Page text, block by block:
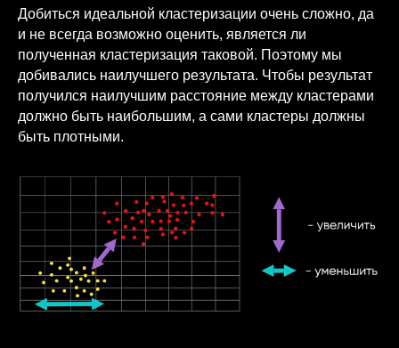
Добиться идеальной кластеризации очень сложно, да
и не всегда возможно оценить, является ли
полученная кластеризация таковой. Поэтому мы
добивались наилучшего результата. Чтобы результат
получился наилучшим расстояние между кластерами
должно быть наибольшим, а сами кластеры должны
быть плотными.